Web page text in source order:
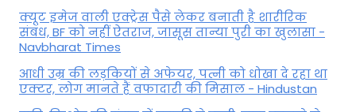
क्यूट इमेज वाली एक्ट्रेस पैसे लेकर बनाती है शारीरिक
संबंध, BF को नहीं ऐतराज, जासूस तान्‍या पुरी का खुलासा -
Navbharat Times
आधी उम्र की लड़कियों से अफेयर, पत्नी को धोखा दे रहा था
एक्टर, लोग मानते हैं वफादारी की मिसाल - Hindustan